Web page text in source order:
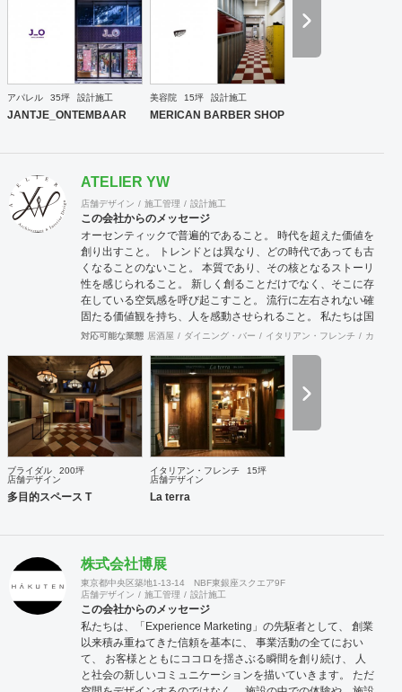
期や工期、予算的制約などにも配慮しながら、設計段階から
最終的なクオリティまでを想定して設計や施工を行っていま
す。 専門の担当者を配備し、無駄のない効率的な選択を注視
することで、恒久的な空間造りを心掛けています。 感情に訴
える空間デザインを通じて、人々が豊かな感情を育み、深い
繋がりを持つ空間を提供し続けることがリノベーション事業
部の事業目的です。
アパレル 35坪 設計施工
JANTJE_ONTEMBAAR
美容院 15坪 設計施工
MERICAN BARBER SHOP
ATELIER YW
店舗デザイン 施工管理 設計施工
この会社からのメッセージ
オーセンティックで普遍的であること。 時代を超えた価値を
創り出すこと。 トレンドとは異なり、どの時代であっても古
くなることのないこと。 本質であり、その核となるストーリ
性を感じられること。 新しく創ることだけでなく、そこに存
在している空気感を呼び起こすこと。 流行に左右されない確
固たる価値観を持ち、人を感動させられること。 私たちは国
際的なバランス感覚を持ちながら、 柔軟に設計デザインする
続けていきたいと考えています。
対応可能な業態 居酒屋 ダイニング・バー イタリアン・フレンチ カフェ
ブライダル
200坪
店舗デザイン
多目的スペース T
イタリアン・フレンチ
15坪
店舗デザイン
La terra
株式会社博展
東京都中央区築地1-13-14 NBF東銀座スクエア9F
店舗デザイン
施工管理 設計施工
この会社からのメッセージ
私たちは、「Experience Marketing」の先駆者として、 創業
以来積み重ねてきた信頼を基本に、 事業活動の全てにおい
て、 お客様とともにココロを揺さぶる瞬間を創り続け、 人
と社会の新しいコミュニケーションを描いていきます。 ただ